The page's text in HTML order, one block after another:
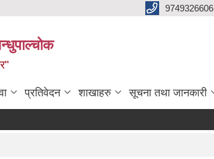
9749326606
प्रतिवेदन शाखाहरु सूचना तथा जानकारी